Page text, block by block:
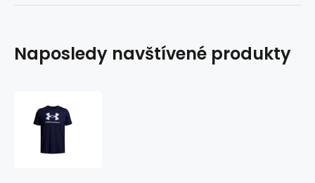
Naposledy navštívené produkty